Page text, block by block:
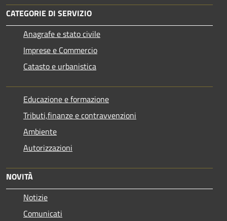
CATEGORIE DI SERVIZIO
Anagrafe e stato civile
Imprese e Commercio
Catasto e urbanistica
Educazione e formazione
Tributi,finanze e contravvenzioni
Ambiente
Autorizzazioni
NOVITÀ
Notizie
Comunicati